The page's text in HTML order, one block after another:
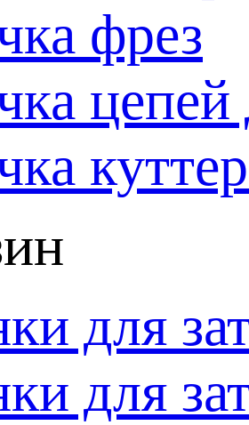
фрез
для
для